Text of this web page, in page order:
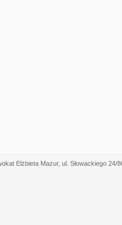
Elżbieta Mazur, ul. Słowackiego